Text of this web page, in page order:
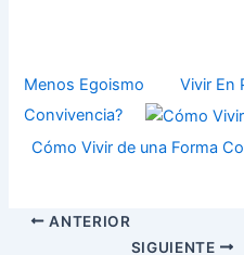
Menos Egoismo
Vivir En
Convivencia?
Cómo Vivir de una Forma
ANTERIOR
SIGUIENTE